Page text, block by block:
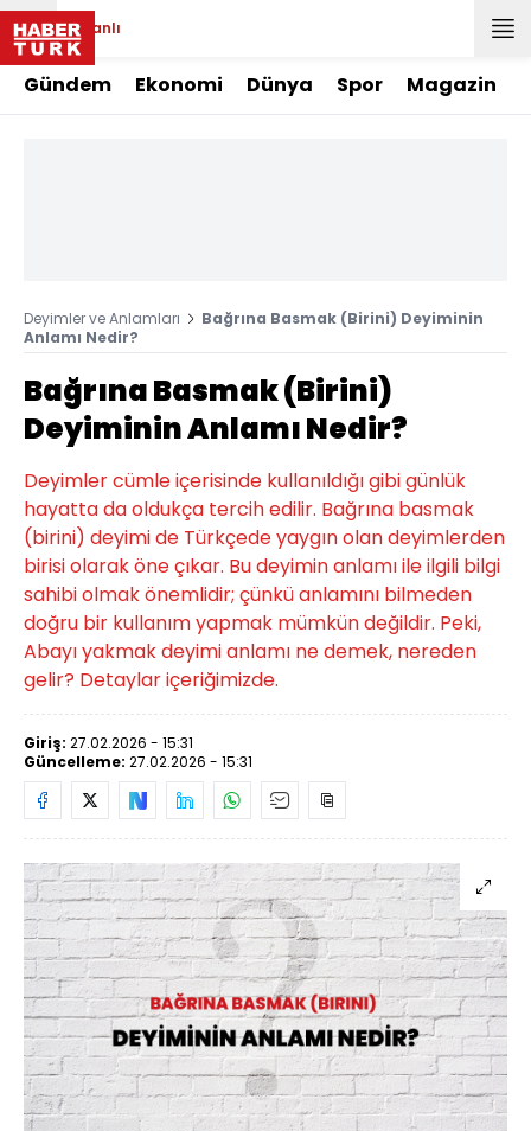
Canlı
Gündem Ekonomi Dünya Spor Magazin
Deyimler ve Anlamları
Bağrına Basmak (Birini) Deyiminin
Anlamı Nedir?
Bağrına Basmak (Birini)
Deyiminin Anlamı Nedir?
Deyimler cümle içerisinde kullanıldığı gibi günlük
hayatta da oldukça tercih edilir. Bağrına basmak
(birini) deyimi de Türkçede yaygın olan deyimlerden
birisi olarak öne çıkar. Bu deyimin anlamı ile ilgili bilgi
sahibi olmak önemlidir; çünkü anlamını bilmeden
doğru bir kullanım yapmak mümkün değildir. Peki,
Abayı yakmak deyimi anlamı ne demek, nereden
gelir? Detaylar içeriğimizde.
Giriş: 27.02.2026 - 15:31
Güncelleme: 27.02.2026 - 15:31